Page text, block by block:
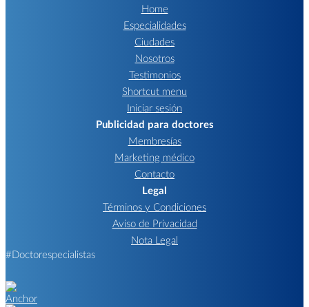
Home
Especialidades
Ciudades
Nosotros
Testimonios
Shortcut menu
Iniciar sesión
Publicidad para doctores
Membresías
Marketing médico
Contacto
Legal
Términos y Condiciones
Aviso de Privacidad
Nota Legal
#Doctorespecialistas